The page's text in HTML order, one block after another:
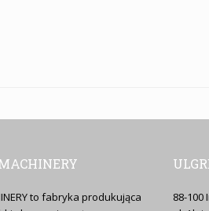
to fabryka produkująca
88-100